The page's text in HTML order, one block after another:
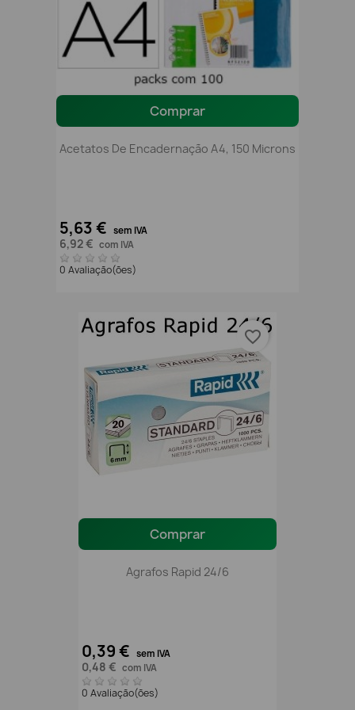
Comprar
Acetatos De Encadernação A4, 150 Microns
5,63 € sem IVA
6,92 € com IVA
0 Avaliação(ões)
Comprar
Agrafos Rapid 24/6
0,39 € sem IVA
0,48 € com IVA
0 Avaliação(ões)
favorite_border